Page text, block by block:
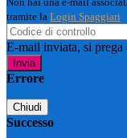
tramite la Login Spaggiari
E-mail inviata, si prega
Errore
Chiudi
Successo